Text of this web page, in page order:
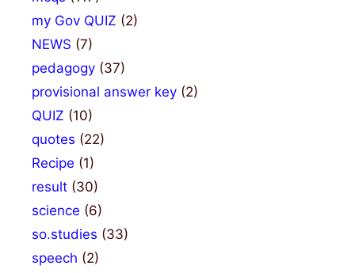
my Gov QUIZ (2)
NEWS (7)
pedagogy (37)
provisional answer key (2)
QUIZ (10)
quotes (22)
Recipe (1)
result (30)
science (6)
so.studies (33)
speech (2)